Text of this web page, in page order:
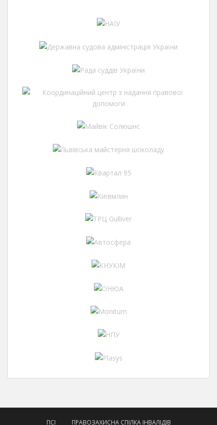
ПСІ ПРАВОЗАХИСНА СПІЛКА ІНВАЛІДІВ